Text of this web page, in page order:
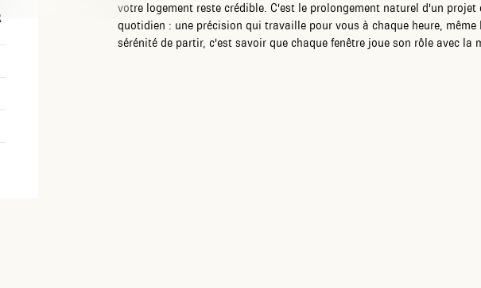
votre logement reste crédible. C'est le prolongement naturel d'un
quotidien : une précision qui travaille pour vous à chaque heure, même
sérénité de partir, c'est savoir que chaque fenêtre joue son rôle avec la